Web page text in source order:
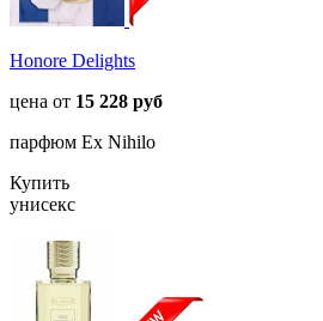
Honore Delights
цена от 15 228 руб
парфюм Ex Nihilo
Купить
унисекс